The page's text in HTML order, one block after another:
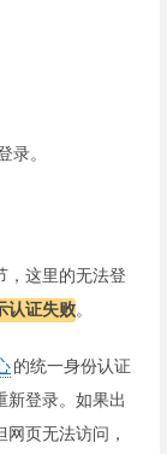
录。
，这里的无法登
认证失败。
的统一身份认证
新登录。如果出
页无法访问，